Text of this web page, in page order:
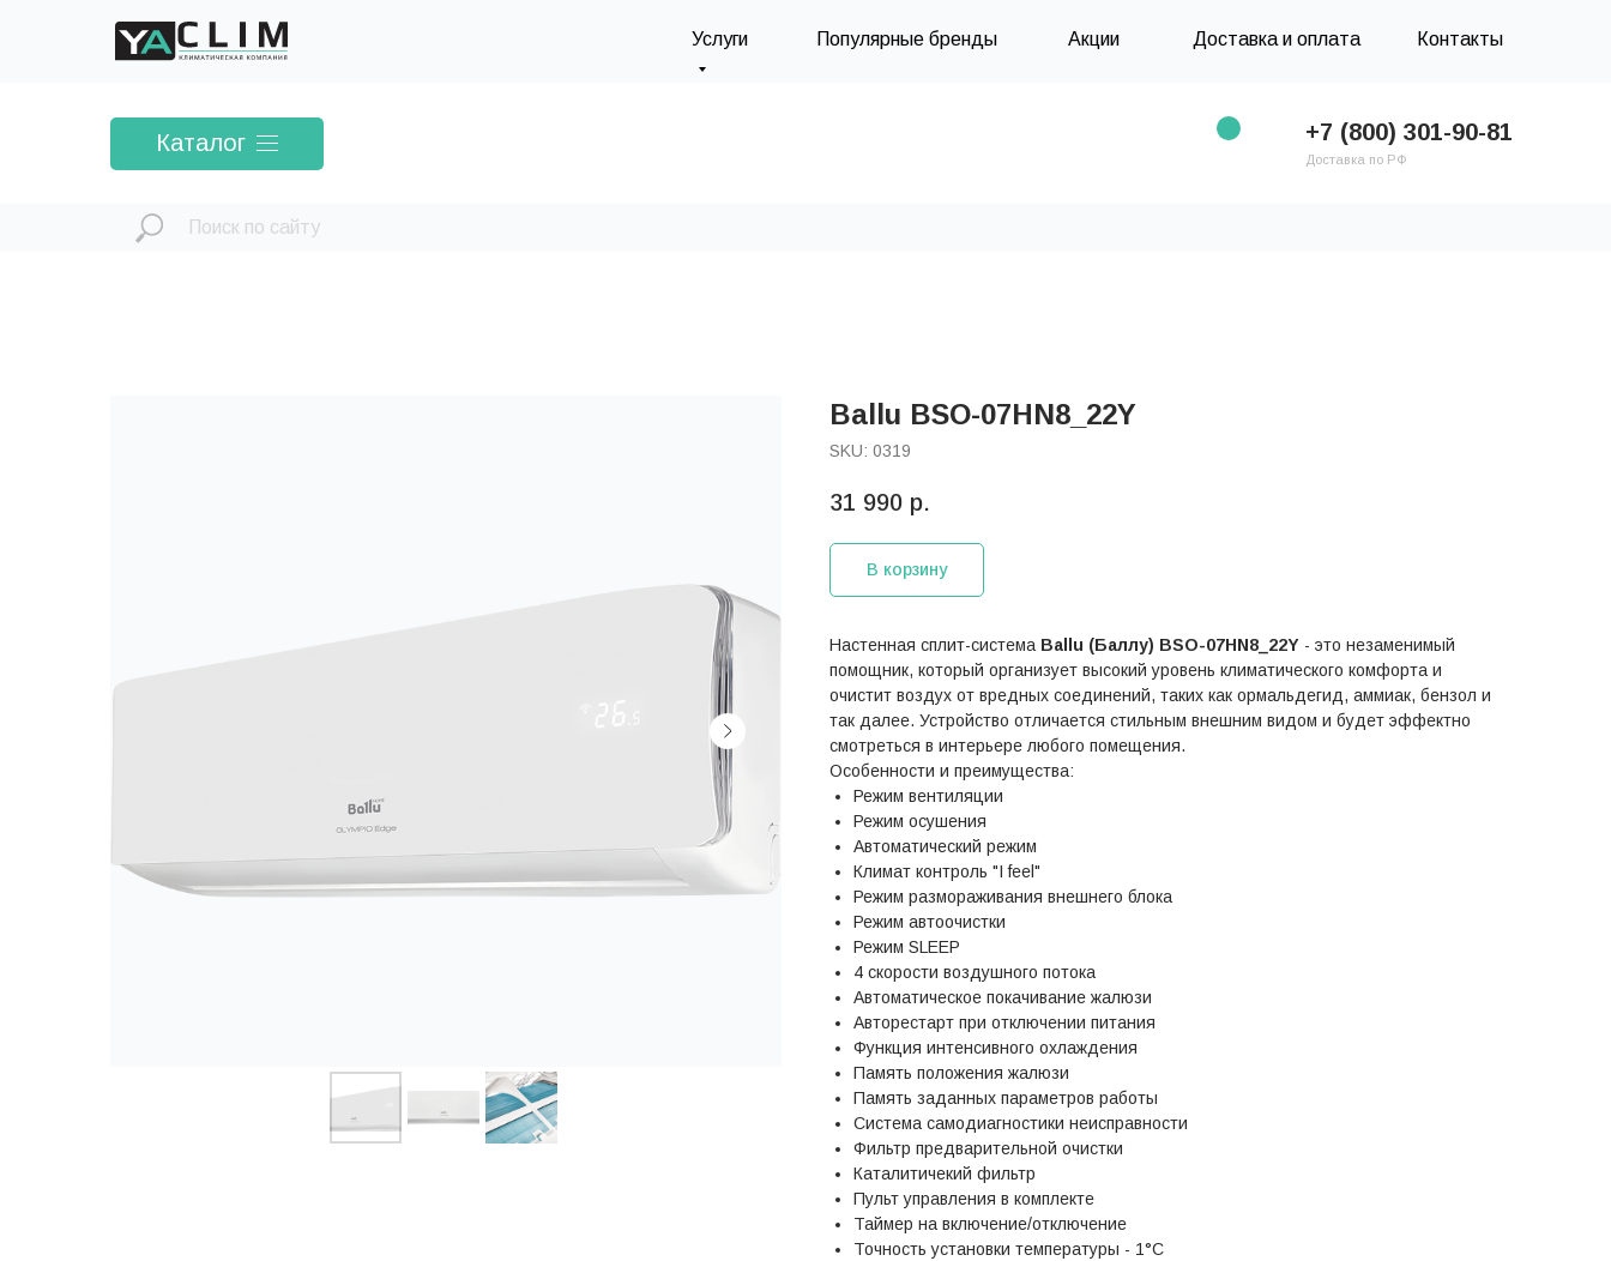
+7 (800) 301-90-81
Доставка по РФ
Каталог
Услуги Акции
Популярные бренды Доставка и оплата Контакты
Ballu BSO-07HN8_22Y
SKU: 0319
31 990 р.
В корзину
Настенная сплит-система Ballu (Баллу) BSO-07HN8_22Y - это незаменимый
помощник, который организует высокий уровень климатического комфорта и
очистит воздух от вредных соединений, таких как ормальдегид, аммиак, бензол и
так далее. Устройство отличается стильным внешним видом и будет эффектно
смотреться в интерьере любого помещения.
Особенности и преимущества:
Режим вентиляции
Режим осушения
Автоматический режим
Климат контроль "I feel"
Режим размораживания внешнего блока
Режим автоочистки
Режим SLEEP
4 скорости воздушного потока
Автоматическое покачивание жалюзи
Авторестарт при отключении питания
Функция интенсивного охлаждения
Память положения жалюзи
Память заданных параметров работы
Система самодиагностики неисправности
Фильтр предварительной очистки
Каталитичекий фильтр
Пульт управления в комплекте
Таймер на включение/отключение
Точность установки температуры - 1°С